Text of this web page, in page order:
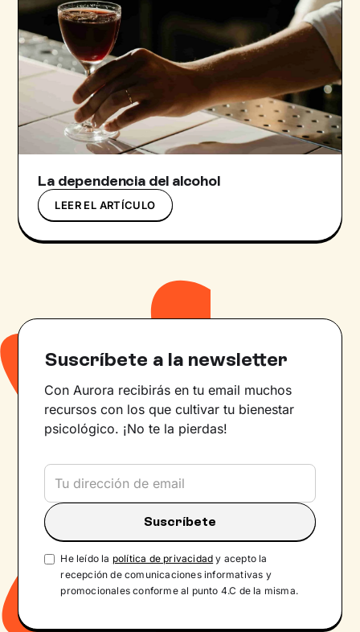
La dependencia del alcohol
LEER EL ARTÍCULO
Suscríbete a la newsletter
Con Aurora recibirás en tu email muchos
recursos con los que cultivar tu bienestar
psicológico. ¡No te la pierdas!
He leído la política de privacidad y acepto la
recepción de comunicaciones informativas y
promocionales conforme al punto 4.C de la misma.